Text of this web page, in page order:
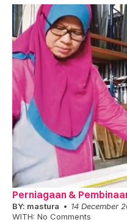
Perniagaan &
BY: mastura 14 December
WITH: No Comments